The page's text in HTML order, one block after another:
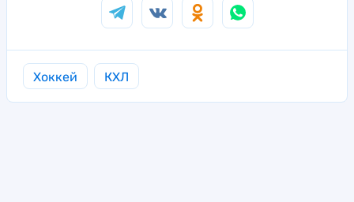
Хоккей КХЛ